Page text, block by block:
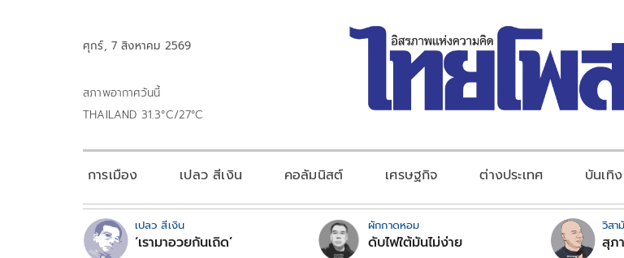
ศุกร์, 7 สิงหาคม 2569
สภาพอากาศวันนี้
THAILAND 31.3°C/27°C
การเมือง เปลว สีเงิน คอลัมนิสต์ เศรษฐกิจ ต่างประเทศ บันเทิง
เปลว สีเงิน
‘เรามาอวยกันเถิด’
ผักกาดหอม
ดับไฟใต้มันไม่ง่าย
วิสา
สุภ